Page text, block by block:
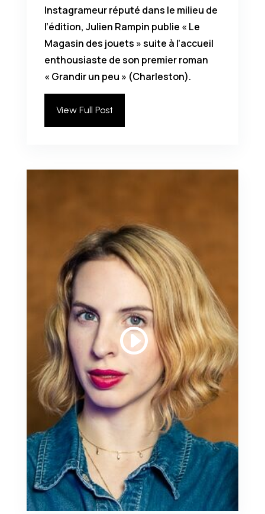
Instagrameur réputé dans le milieu de
l’édition, Julien Rampin publie « Le
Magasin des jouets » suite à l’accueil
enthousiaste de son premier roman
« Grandir un peu » (Charleston).
View Full Post
Mélodie Molinaro : chacun a une
place, grâce à l’amour
parChristophe Mangelle|Août 17,
2022|Scène
Instagrameur réputé dans le milieu de
l’édition, Julien Rampin publie « Le
Magasin des jouets » suite à l’accueil
enthousiaste de son premier roman
« Grandir un peu » (Charleston).
View Full Post